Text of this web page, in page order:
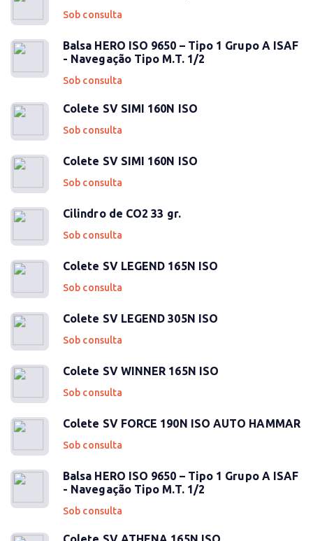
Sob consulta
Balsa HERO ISO 9650 – Tipo 1 Grupo A ISAF
- Navegação Tipo M.T. 1/2
Sob consulta
Colete SV SIMI 160N ISO
Sob consulta
Colete SV SIMI 160N ISO
Sob consulta
Cilindro de CO2 33 gr.
Sob consulta
Colete SV LEGEND 165N ISO
Sob consulta
Colete SV LEGEND 305N ISO
Sob consulta
Colete SV WINNER 165N ISO
Sob consulta
Colete SV FORCE 190N ISO AUTO HAMMAR
Sob consulta
Balsa HERO ISO 9650 – Tipo 1 Grupo A ISAF
- Navegação Tipo M.T. 1/2
Sob consulta